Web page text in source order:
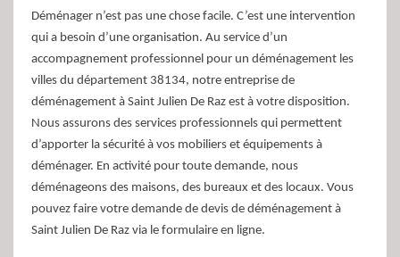
Déménager n’est pas une chose facile. C’est une intervention
qui a besoin d’une organisation. Au service d’un
accompagnement professionnel pour un déménagement les
villes du département 38134, notre entreprise de
déménagement à Saint Julien De Raz est à votre disposition.
Nous assurons des services professionnels qui permettent
d’apporter la sécurité à vos mobiliers et équipements à
déménager. En activité pour toute demande, nous
déménageons des maisons, des bureaux et des locaux. Vous
pouvez faire votre demande de devis de déménagement à
Saint Julien De Raz via le formulaire en ligne.